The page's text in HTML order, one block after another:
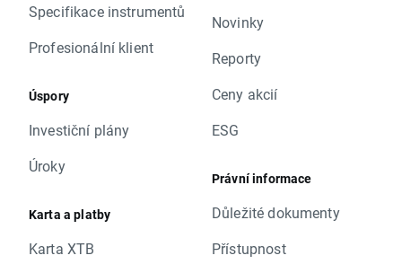
Specifikace instrumentů
Profesionální klient
Úspory
Investiční plány
Úroky
Karta a platby
Karta XTB
Novinky
Reporty
Ceny akcií
ESG
Právní informace
Důležité dokumenty
Přístupnost